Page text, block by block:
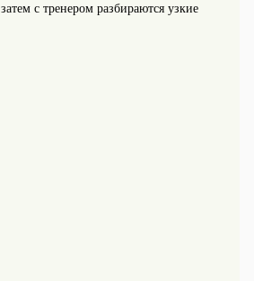
с тренером разбираются узкие